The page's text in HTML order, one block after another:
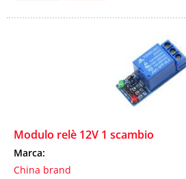
Modulo relè 12V 1 scambio
Marca:
China brand